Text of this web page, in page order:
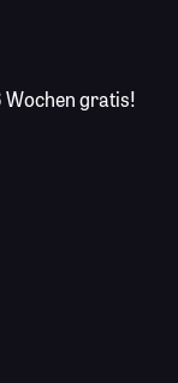
Wochen gratis!